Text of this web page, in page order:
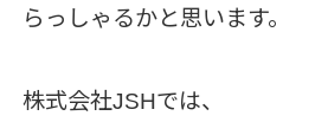
らっしゃるかと思います。
株式会社JSHでは、